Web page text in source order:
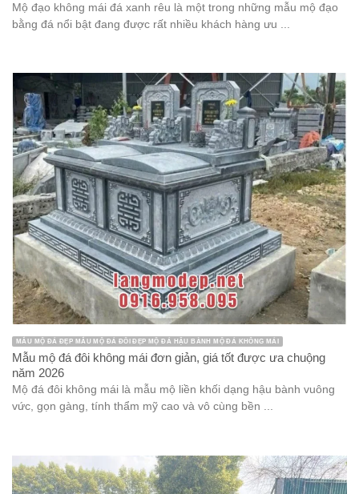
Mộ đạo không mái đá xanh rêu là một trong những mẫu mộ đạo
bằng đá nổi bật đang được rất nhiều khách hàng ưu ...
MẪU MỘ ĐÁ ĐẸP MẪU MỘ ĐÁ ĐÔI ĐẸP MỘ ĐÁ HẬU BÀNH MỘ ĐÁ KHÔNG MÁI
Mẫu mộ đá đôi không mái đơn giản, giá tốt được ưa chuộng
năm 2026
Mộ đá đôi không mái là mẫu mộ liền khối dạng hậu bành vuông
vức, gọn gàng, tính thẩm mỹ cao và vô cùng bền ...